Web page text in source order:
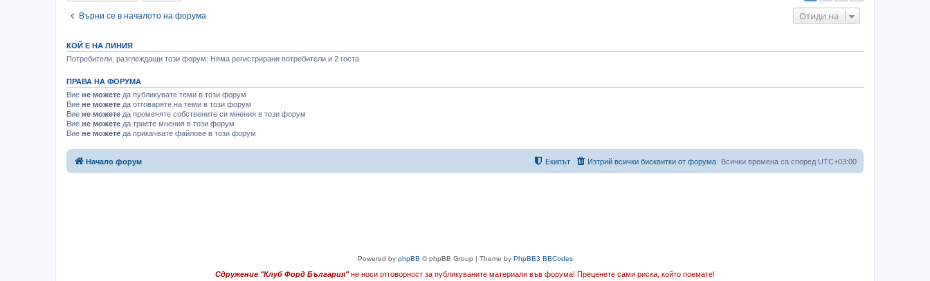
Върни се в началото на форума Отиди на
КОЙ Е НА ЛИНИЯ
Потребители, разглеждащи този форум: Няма регистрирани потребители и 2 госта
ПРАВА НА ФОРУМА
Вие не можете да публикувате теми в този форум
Вие не можете да отговаряте на теми в този форум
Вие не можете да променяте собствените си мнения в този форум
Вие не можете да триете мнения в този форум
Вие не можете да прикачвате файлове в този форум
Начало форум Всички времена са според UTC+03:00
Изтрий всички бисквитки от форума
Екипът
Powered by phpBB © phpBB Group | Theme by PhpBB3 BBCodes
Сдружение "Клуб Форд България" не носи отговорност за публикуваните материали във форума! Преценете сами риска, който поемате!